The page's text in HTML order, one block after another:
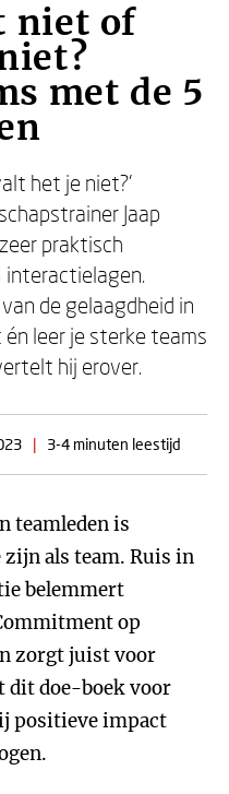
niet of
met de 5
het je niet?'
Jaap
praktisch
interactielagen.
de gelaagdheid in
leer je sterke teams
hij erover.
| 3-4 minuten leestijd
teamleden is
zijn als team. Ruis in
belemmert
op
zorgt juist voor
dit doe-boek voor
positieve impact